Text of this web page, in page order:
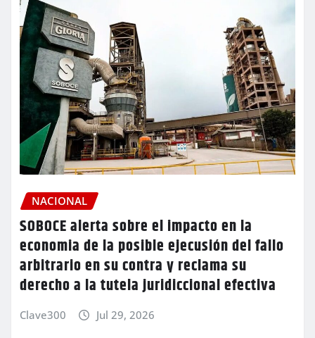
NACIONAL
SOBOCE alerta sobre el impacto en la
economia de la posible ejecusión del fallo
arbitrario en su contra y reclama su
derecho a la tutela juridiccional efectiva
Clave300 Jul 29, 2026